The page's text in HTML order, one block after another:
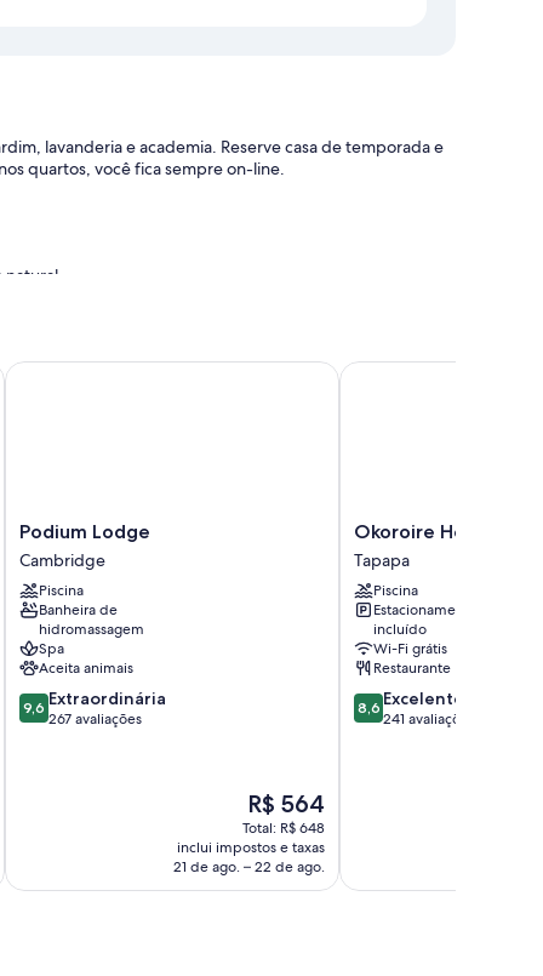
lavanderia e academia. Reserve casa de temporada e
quartos, você fica sempre on-line.
natural
disponibilizados
Podium
Lodge
Cambridge
Podium Lodge
Cambridge
Piscina
Banheira de
hidromassagem
Spa
Aceita animais
9.6
de
9,6 Extraordinária
267 avaliações
O
preço
é
de
R$ 564
R$ 564
Total: R$ 648
inclui impostos e taxas
21 de ago. – 22 de ago.
Podium Lodge
Okoroire
Hot
Springs
Hotel
Tapapa
Okoroire Hot
Tapapa
Piscina
Estacionamento
incluído
Wi-Fi grátis
Restaurante
8.6
de
8,6 Excelente
241 avaliações
Okoroire Hot Springs